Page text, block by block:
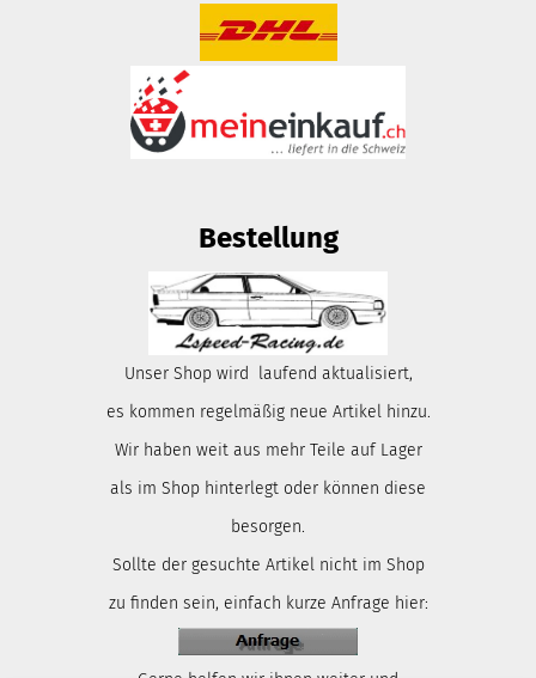
Bestellung
Unser Shop wird laufend aktualisiert,
es kommen regelmäßig neue Artikel hinzu.
Wir haben weit aus mehr Teile auf Lager
als im Shop hinterlegt oder können diese
besorgen.
Sollte der gesuchte Artikel nicht im Shop
zu finden sein, einfach kurze Anfrage hier: